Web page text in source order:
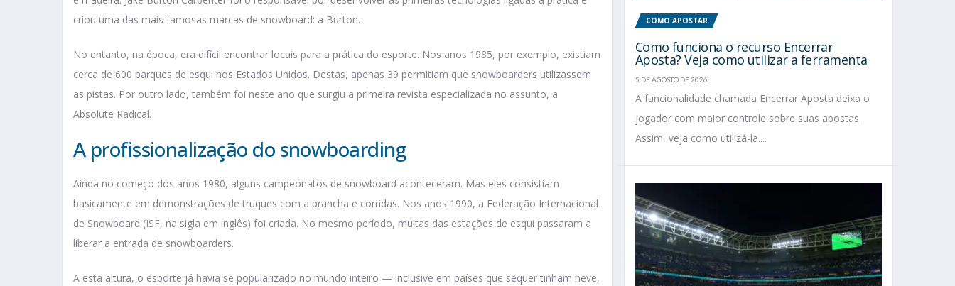
criou uma das mais famosas marcas de snowboard: a Burton.
No entanto, na época, era difícil encontrar locais para a prática do esporte. Nos anos 1985, por exemplo, existiam
cerca de 600 parques de esqui nos Estados Unidos. Destas, apenas 39 permitiam que snowboarders utilizassem
as pistas. Por outro lado, também foi neste ano que surgiu a primeira revista especializada no assunto, a
Absolute Radical.
A profissionalização do snowboarding
Ainda no começo dos anos 1980, alguns campeonatos de snowboard aconteceram. Mas eles consistiam
basicamente em demonstrações de truques com a prancha e corridas. Nos anos 1990, a Federação Internacional
de Snowboard (ISF, na sigla em inglês) foi criada. No mesmo período, muitas das estações de esqui passaram a
liberar a entrada de snowboarders.
A esta altura, o esporte já havia se popularizado no mundo inteiro — inclusive em países que sequer tinham neve,
COMO APOSTAR
Como funciona o recurso Encerrar
Aposta? Veja como utilizar a ferramenta
5 DE AGOSTO DE 2026
A funcionalidade chamada Encerrar Aposta deixa o
jogador com maior controle sobre suas apostas.
Assim, veja como utilizá-la....